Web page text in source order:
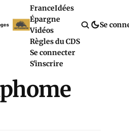
FranceIdées
Épargne
Vidéos
Règles du CDS
Se connecter
S'inscrire
Se